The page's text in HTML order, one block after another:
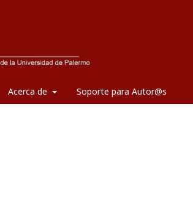
Acerca de Soporte para Autor@s